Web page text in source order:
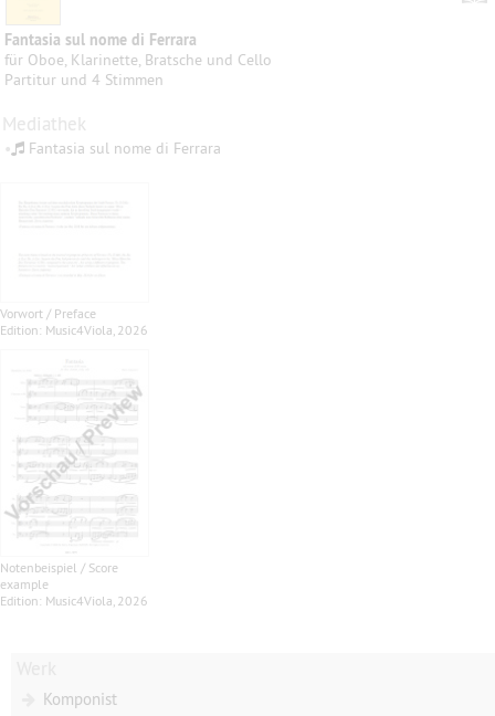
Fantasia sul nome di Ferrara
für Oboe, Klarinette, Bratsche und Cello
Partitur und 4 Stimmen
Mediathek
• Fantasia sul nome di Ferrara
Vorwort / Preface
Edition: Music4Viola, 2026
Notenbeispiel / Score
example
Edition: Music4Viola, 2026
Komponist